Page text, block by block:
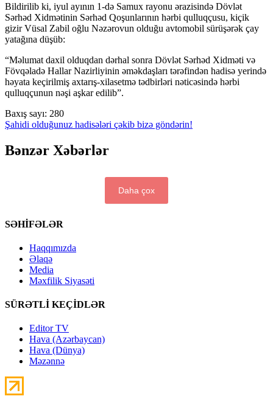
Bildirilib ki, iyul ayının 1-də Samux rayonu ərazisində Dövlət
Sərhəd Xidmətinin Sərhəd Qoşunlarının hərbi qulluqçusu, kiçik
gizir Vüsal Zabil oğlu Nəzərovun olduğu avtomobil sürüşərək çay
yatağına düşüb:
“Məlumat daxil olduqdan dərhal sonra Dövlət Sərhəd Xidməti və
Fövqəladə Hallar Nazirliyinin əməkdaşları tərəfindən hadisə yerində
həyata keçirilmiş axtarış-xilasetmə tədbirləri nəticəsində hərbi
qulluqçunun nəşi aşkar edilib”.
Baxış sayı: 280
Şahidi olduğunuz hadisələri çəkib bizə göndərin!
Bənzər Xəbərlər
Daha çox
SƏHİFƏLƏR
Haqqımızda
Əlaqə
Media
Məxfilik Siyasəti
SÜRƏTLİ KEÇİDLƏR
Editor TV
Hava (Azərbaycan)
Hava (Dünya)
Məzənnə